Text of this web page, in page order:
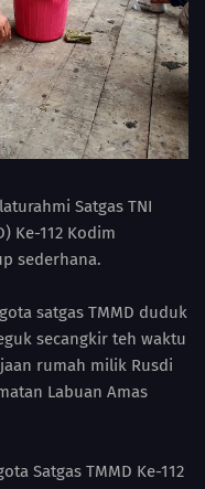
Satgas TNI
Ke-112 Kodim
sederhana.
satgas TMMD duduk
secangkir teh waktu
rumah milik Rusdi
Labuan Amas
Satgas TMMD Ke-112